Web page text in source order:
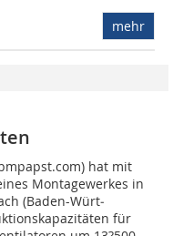
mehr
hat mit
Montagewerkes in
(Baden-Würt­
für